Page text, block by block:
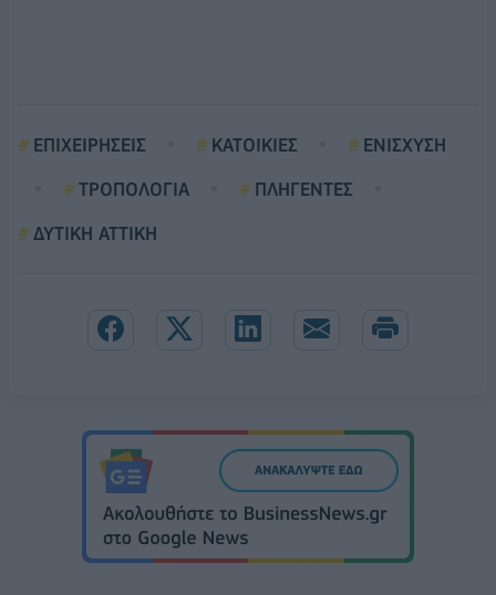
ΕΠΙΧΕΙΡΗΣΕΙΣ ΚΑΤΟΙΚΙΕΣ
ΕΝΙΣΧΥΣΗ
ΤΡΟΠΟΛΟΓΙΑ
ΠΛΗΓΕΝΤΕΣ
ΔΥΤΙΚΗ ΑΤΤΙΚΗ